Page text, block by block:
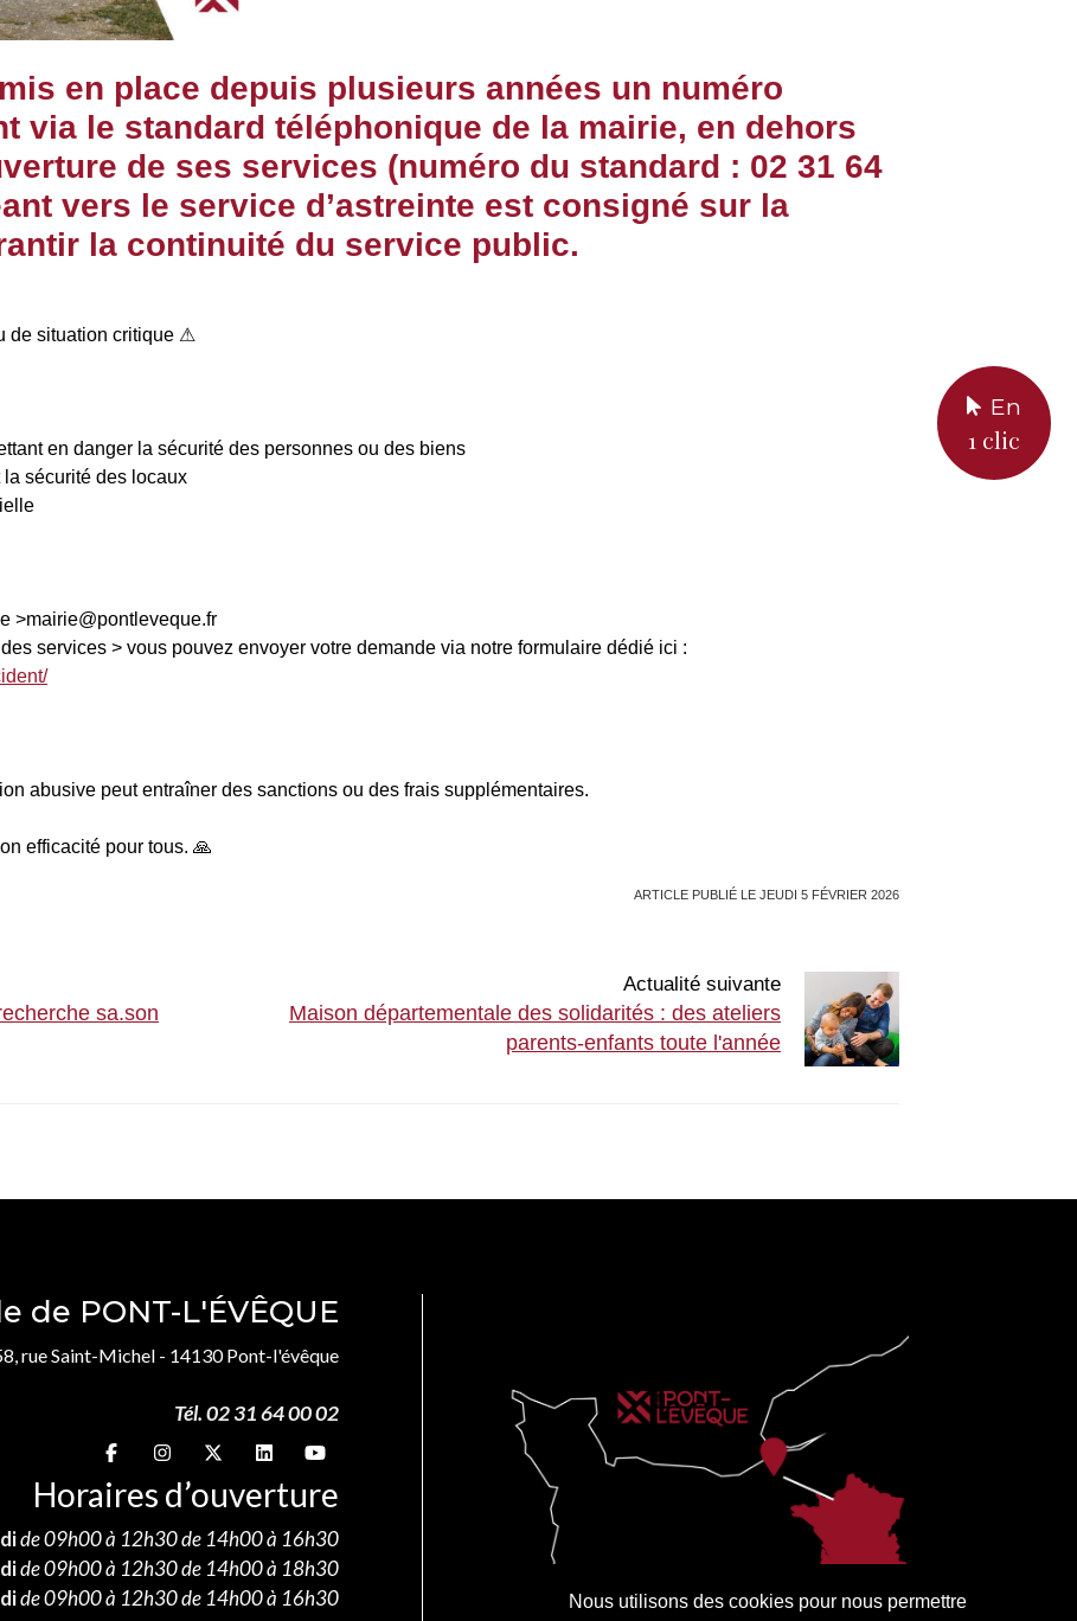
Nous utilisons des cookies pour nous permettre
En
1 clic
en place depuis plusieurs années un numéro
via le standard téléphonique de la mairie, en dehors
de ses services (numéro du standard : 02 31 64
vers le service d’astreinte est consigné sur la
la continuité du service public.
de situation critique ⚠
en danger la sécurité des personnes ou des biens
la sécurité des locaux
>mairie@pontleveque.fr
services > vous pouvez envoyer votre demande via notre formulaire dédié ici :
abusive peut entraîner des sanctions ou des frais supplémentaires.
efficacité pour tous. 🙏
ARTICLE PUBLIÉ LE JEUDI 5 FÉVRIER 2026
sa.son
Actualité suivante
Maison départementale des solidarités : des ateliers
parents-enfants toute l'année
de PONT-L'ÉVÊQUE
rue Saint-Michel - 14130 Pont-l'évêque
Tél. 02 31 64 00 02
Suivez-nous sur
Suivez-nous sur
Suivez-nous sur
Suivez-nous sur
Suivez-nous sur
Horaires d’ouverture
de 09h00 à 12h30 de 14h00 à 16h30
de 09h00 à 12h30 de 14h00 à 18h30
de 09h00 à 12h30 de 14h00 à 16h30